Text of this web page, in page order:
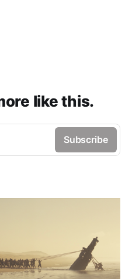
like this.
Subscribe